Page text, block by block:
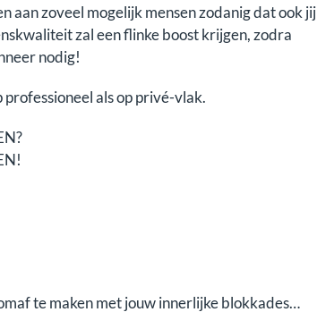
aan zoveel mogelijk mensen zodanig dat ook jij
zal een flinke boost krijgen, zodra
nodig!
als op privé-vlak.
te maken met jouw innerlijke blokkades…